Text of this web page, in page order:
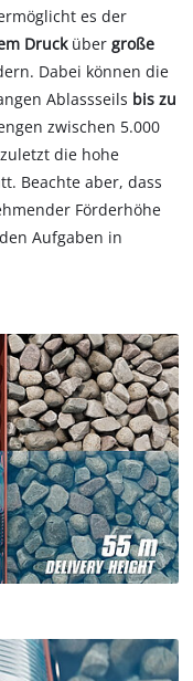
es der
Druckübergroße
Dabei können die
Ablassseils bis zu
zwischen 5.000
die hohe
Beachte aber, dass
Förderhöhe
Aufgaben in